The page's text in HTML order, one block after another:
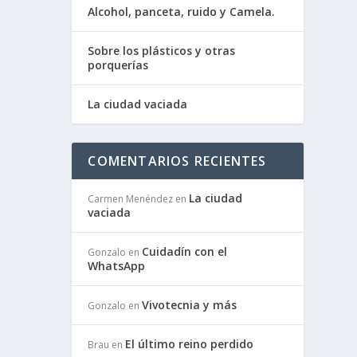
Alcohol, panceta, ruido y Camela.
Sobre los plásticos y otras
porquerías
La ciudad vaciada
COMENTARIOS RECIENTES
Carmen Menéndez en La ciudad
vaciada
Gonzalo en Cuidadín con el
WhatsApp
Gonzalo enVivotecnia y más
Brau en El último reino perdido